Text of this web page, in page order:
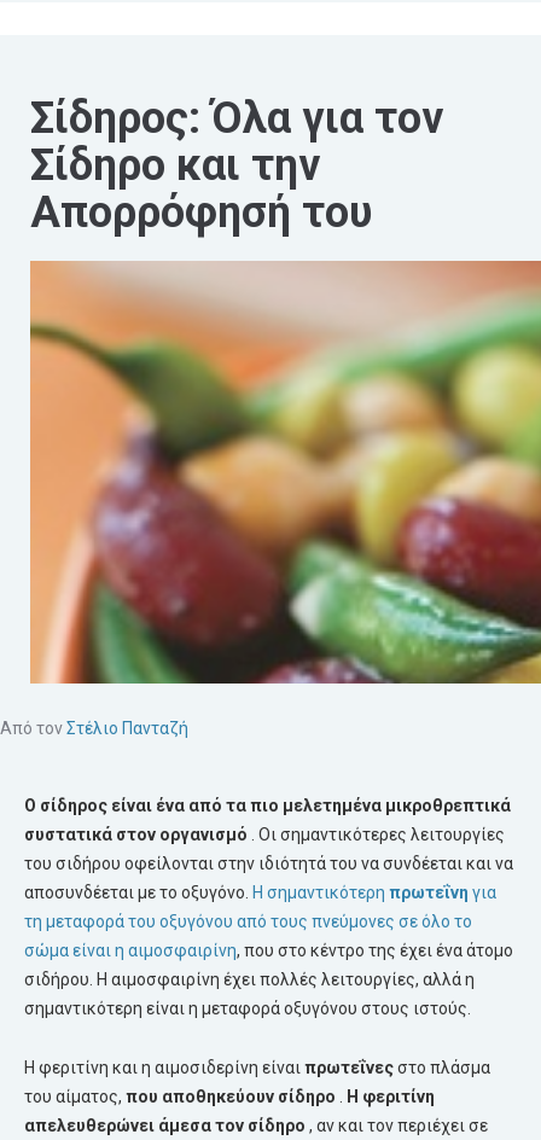
Σίδηρος: Όλα για τον
Σίδηρο και την
Απορρόφησή του
Από τονΣτέλιο Πανταζή
Ο σίδηρος είναι ένα από τα πιο μελετημένα μικροθρεπτικά
συστατικά στον οργανισμό . Οι σημαντικότερες λειτουργίες
του σιδήρου οφείλονται στην ιδιότητά του να συνδέεται και να
αποσυνδέεται με το οξυγόνο. Η σημαντικότερη πρωτεΐνη για
τη μεταφορά του οξυγόνου από τους πνεύμονες σε όλο το
σώμα είναι η αιμοσφαιρίνη, που στο κέντρο της έχει ένα άτομο
σιδήρου. Η αιμοσφαιρίνη έχει πολλές λειτουργίες, αλλά η
σημαντικότερη είναι η μεταφορά οξυγόνου στους ιστούς.
Η φεριτίνη και η αιμοσιδερίνη είναι πρωτεΐνεςστο πλάσμα
του αίματος, που αποθηκεύουν σίδηρο
Η φεριτίνη
απελευθερώνει άμεσα τον σίδηρο , αν και τον περιέχει σε